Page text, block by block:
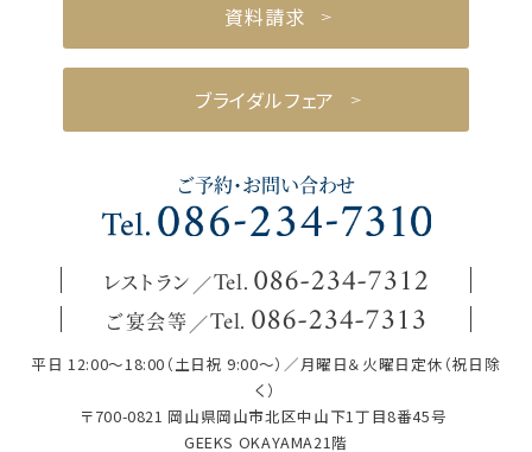
資料請求
ブライダルフェア
ご予約・お問い合わせ
レストラン Tel. 086-234-7312
ご宴会等 Tel. 086-234-7313
平日 12:00～18:00（土日祝 9:00～）／月曜日＆火曜日定休（祝日除
く）
〒700-0821 岡山県岡山市北区中山下1丁目8番45号
GEEKS OKAYAMA21階